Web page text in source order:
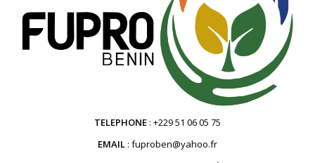
TELEPHONE +229 51 06 05 75
EMAIL fuproben@yahoo.fr